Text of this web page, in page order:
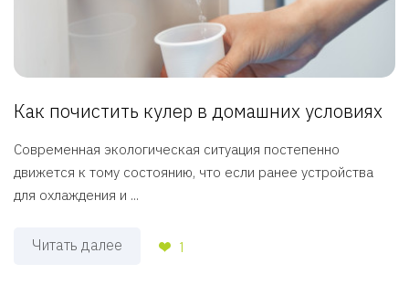
Как почистить кулер в домашних условиях
Современная экологическая ситуация постепенно
движется к тому состоянию, что если ранее устройства
для охлаждения и ...
Читать далее 1